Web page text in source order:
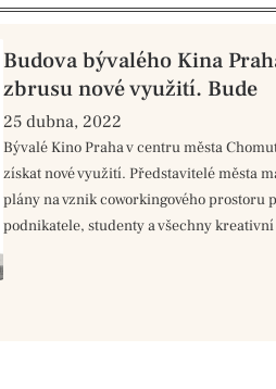
Budova bývalého Kina
zbrusu nové využití. Bude
25 dubna, 2022
Bývalé Kino Praha v centru města
získat nové využití. Představitelé města
plány na vznik coworkingového prostoru
podnikatele, studenty a všechny